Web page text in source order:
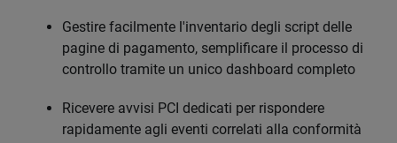
Gestire facilmente l'inventario degli script delle
pagine di pagamento, semplificare il processo di
controllo tramite un unico dashboard completo
Ricevere avvisi PCI dedicati per rispondere
rapidamente agli eventi correlati alla conformità